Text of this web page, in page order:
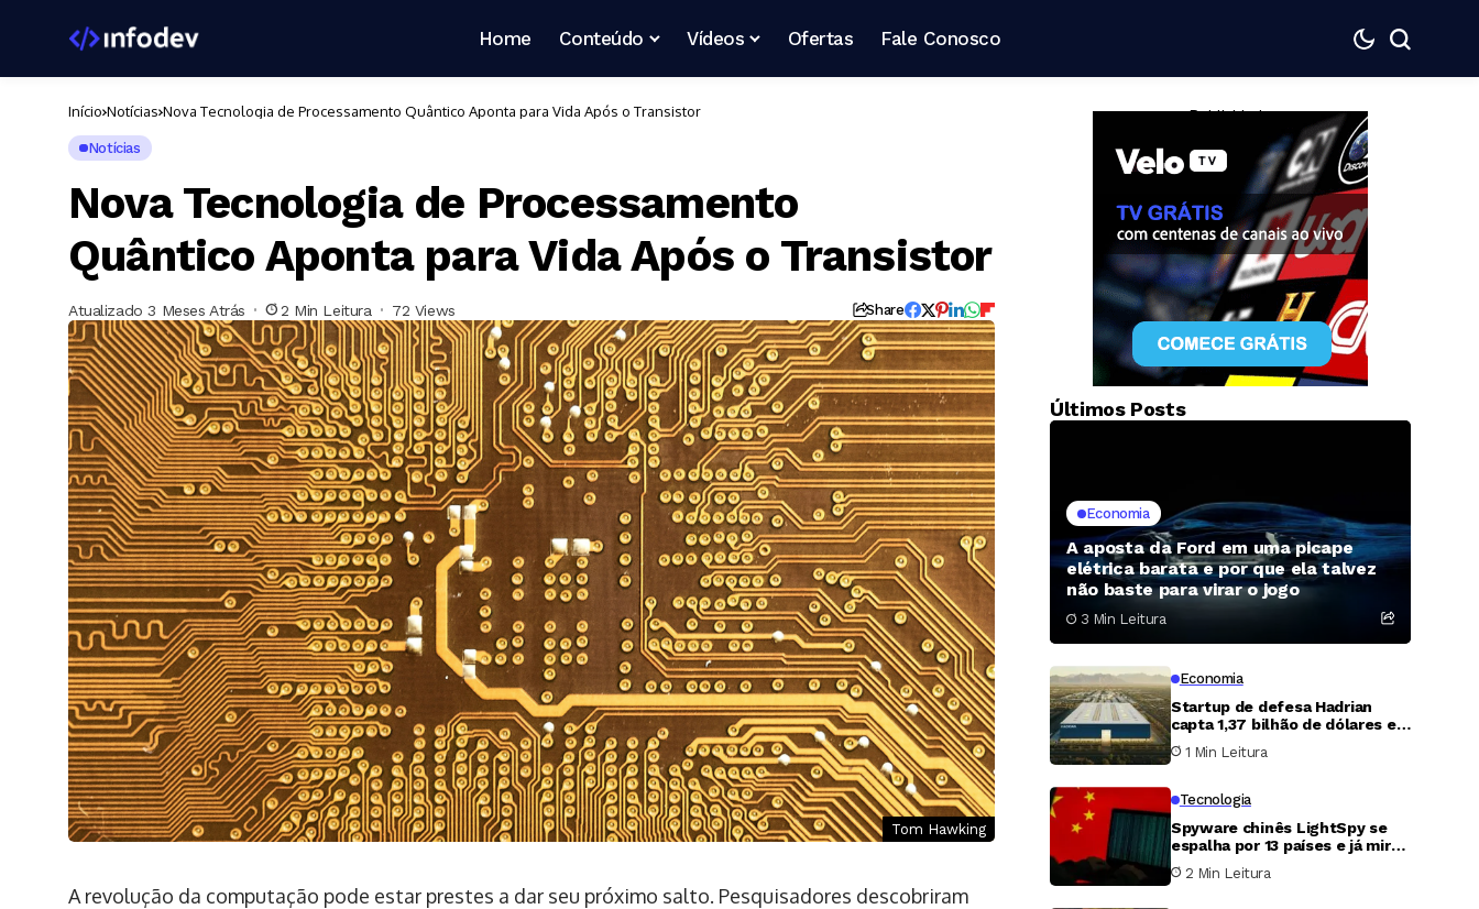
Home Conteúdo Vídeos Ofertas Fale Conosco
Início Notícias Nova Tecnologia de Processamento Quântico Aponta para Vida Após o Transistor
Notícias
Nova Tecnologia de Processamento
Quântico Aponta para Vida Após o Transistor
Atualizado 3 Meses Atrás 2 Min Leitura 72 Views Share
Tom Hawking
A revolução da computação pode estar prestes a dar seu próximo salto. Pesquisadores descobriram
— Publicidade —
Últimos Posts
Economia
A aposta da Ford em uma picape
elétrica barata e por que ela talvez
não baste para virar o jogo
3 Min Leitura
Economia
Startup de defesa Hadrian
capta 1,37 bilhão de dólares em
nova rodada e atinge avaliação
de 7,87 bilhões
1 Min Leitura
Tecnologia
Spyware chinês LightSpy se
espalha por 13 países e já mira
vítimas nos Estados Unidos
2 Min Leitura